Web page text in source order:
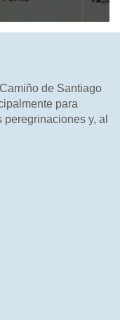
de Santiago
para
y, al